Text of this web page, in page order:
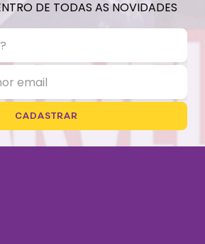
DE TODAS AS NOVIDADES
CADASTRAR